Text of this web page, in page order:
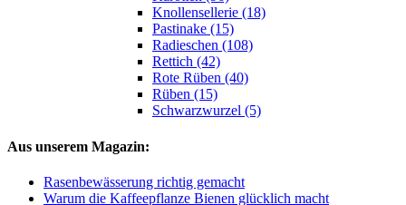
Knollensellerie (18)
Pastinake (15)
Radieschen (108)
Rettich (42)
Rote Rüben (40)
Rüben (15)
Schwarzwurzel (5)
Aus unserem Magazin:
Rasenbewässerung richtig gemacht
Warum die Kaffeepflanze Bienen glücklich macht